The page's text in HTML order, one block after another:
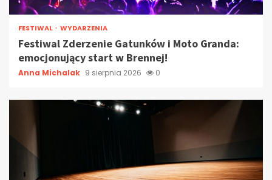
FESTIWAL WYDARZENIA
Festiwal Zderzenie Gatunków i Moto Granda:
emocjonujący start w Brennej!
Anna Michalak 9 sierpnia 2026 0